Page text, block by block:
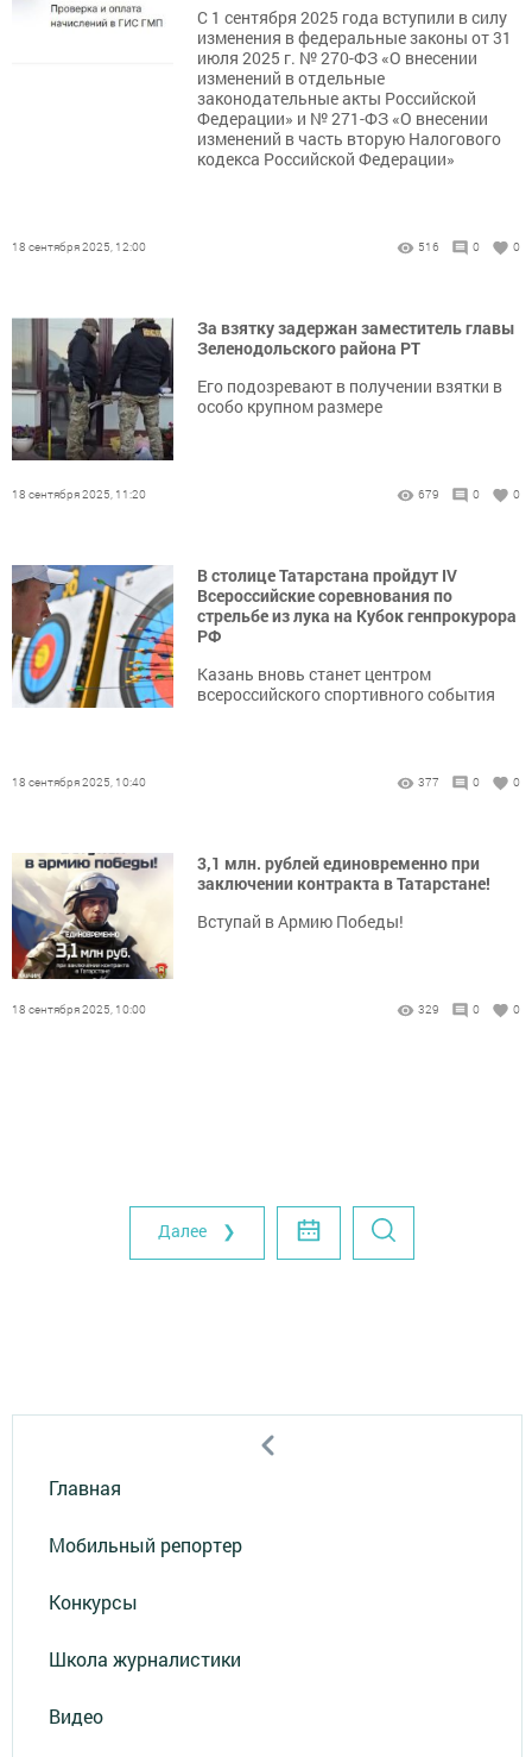
С 1 сентября 2025 года вступили в силу
изменения в федеральные законы от 31
июля 2025 г. № 270-ФЗ «О внесении
изменений в отдельные
законодательные акты Российской
Федерации» и № 271-ФЗ «О внесении
изменений в часть вторую Налогового
кодекса Российской Федерации»
18 сентября 2025, 12:00 516 0 0
За взятку задержан заместитель главы
Зеленодольского района РТ
Его подозревают в получении взятки в
особо крупном размере
18 сентября 2025, 11:20 679 0 0
В столице Татарстана пройдут IV
Всероссийские соревнования по
стрельбе из лука на Кубок генпрокурора
РФ
Казань вновь станет центром
всероссийского спортивного события
18 сентября 2025, 10:40 377 0 0
3,1 млн. рублей единовременно при
заключении контракта в Татарстане!
Вступай в Армию Победы!
18 сентября 2025, 10:00 329 0 0
Далее ❯
Главная
Мобильный репортер
Конкурсы
Школа журналистики
Видео